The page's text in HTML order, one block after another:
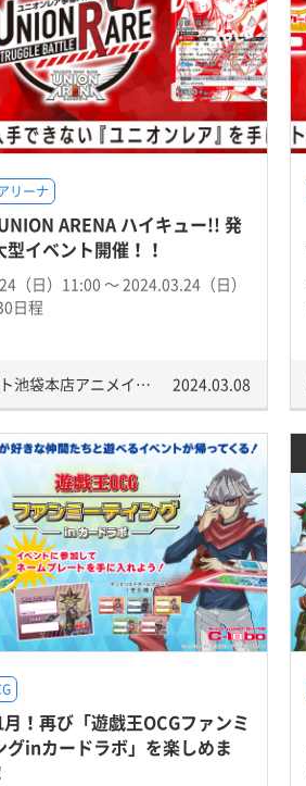
リーナ
UNION ARENA ハイキュー!! 発
型イベント開催！！
（日）11:00 〜 2024.03.24（日）
日程
アニメイト池袋本店アニメイトシアター 2024.03.08
！再び「遊戯王OCGファンミ
グinカードラボ」を楽しめま